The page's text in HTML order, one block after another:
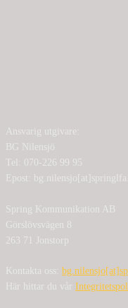
Ansvarig utgivare:
BG Nilensjö
Tel: 070-226 99 95
Epost:
Spring Kommunikation AB
Görslövsvägen 8
263 71 Jonstorp
Kontakta oss:
Här hittar du vår